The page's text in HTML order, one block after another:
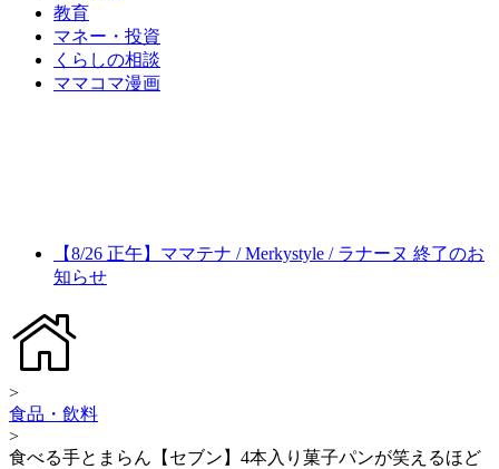
教育
マネー・投資
くらしの相談
ママコマ漫画
【8/26 正午】ママテナ / Merkystyle / ラナーヌ 終了のお
知らせ
>
食品・飲料
>
食べる手とまらん【セブン】4本入り菓子パンが笑えるほど